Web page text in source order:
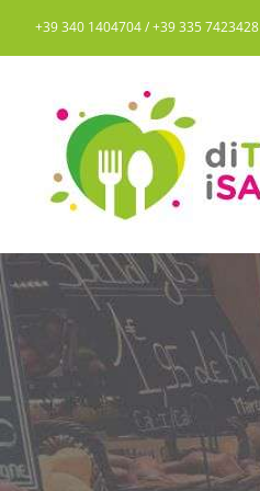
al
+39 340 1404704 / ‭+39 335 7423428‬